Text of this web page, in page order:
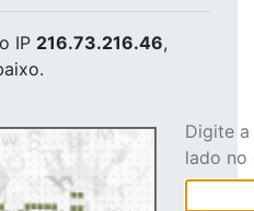
IP 216.73.216.46,
Digite
lado no